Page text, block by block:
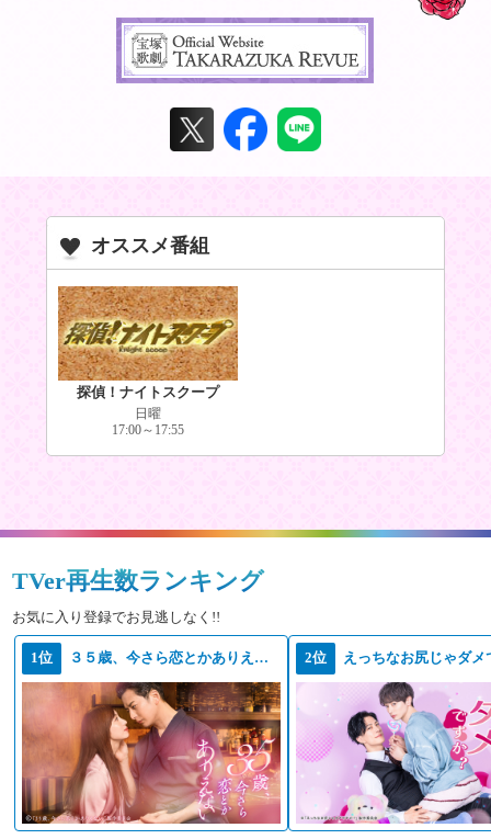
オススメ番組
探偵！ナイトスクープ
日曜
17:00～17:55
TVer再生数ランキング
お気に入り登録でお見逃しなく!!
1位 ３５歳、今さら恋とかありえない 2位 えっちなお尻じゃダメ